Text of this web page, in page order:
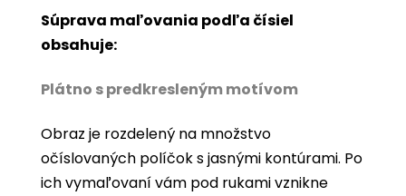
Súprava maľovania podľa čísiel
obsahuje:
Plátno s predkresleným motívom
Obraz je rozdelený na množstvo
očíslovaných políčok s jasnými kontúrami. Po
ich vymaľovaní vám pod rukami vznikne